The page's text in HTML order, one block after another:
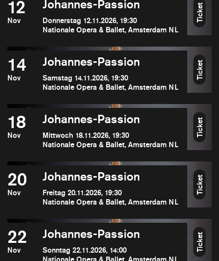
12
Nov
Johannes-Passion
Donnerstag 12.11.2026, 19:30
Nationale Opera & Ballet, Amsterdam NL
Ticket
14
Nov
Johannes-Passion
Samstag 14.11.2026, 19:30
Nationale Opera & Ballet, Amsterdam NL
Ticket
18
Nov
Johannes-Passion
Mittwoch 18.11.2026, 19:30
Nationale Opera & Ballet, Amsterdam NL
Ticket
20
Nov
Johannes-Passion
Freitag 20.11.2026, 19:30
Nationale Opera & Ballet, Amsterdam NL
Ticket
22
Nov
Johannes-Passion
Sonntag 22.11.2026, 14:00
Ticket